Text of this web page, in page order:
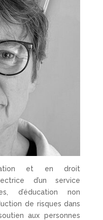
et en droit
d’un service
d’éducation non
de risques dans
aux personnes